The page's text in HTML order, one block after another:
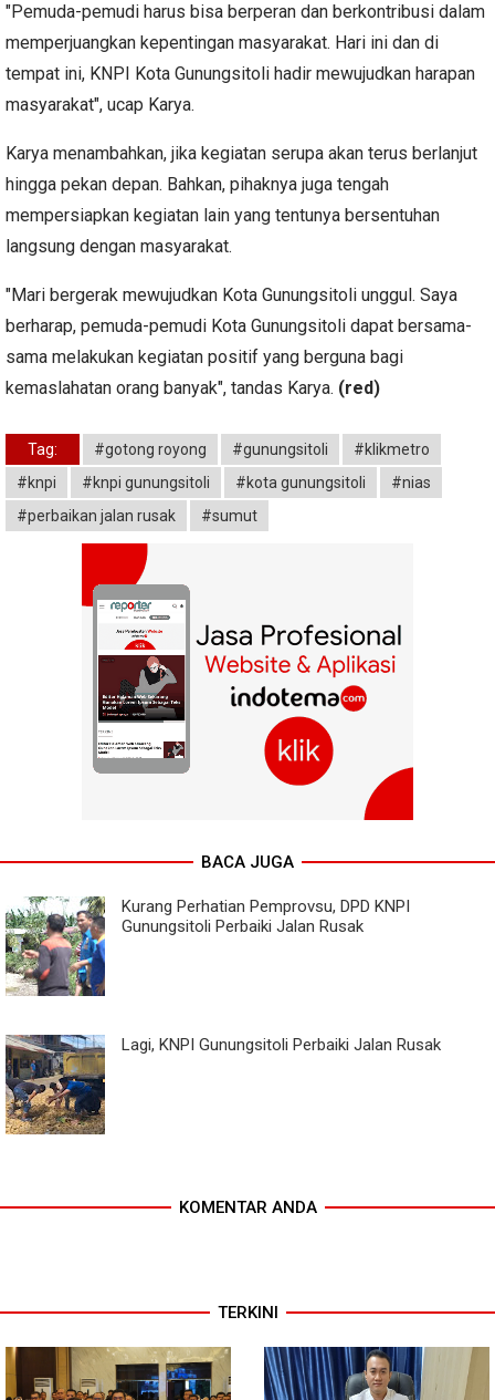
"Pemuda-pemudi harus bisa berperan dan berkontribusi dalam
memperjuangkan kepentingan masyarakat. Hari ini dan di
tempat ini, KNPI Kota Gunungsitoli hadir mewujudkan harapan
masyarakat", ucap Karya.
Karya menambahkan, jika kegiatan serupa akan terus berlanjut
hingga pekan depan. Bahkan, pihaknya juga tengah
mempersiapkan kegiatan lain yang tentunya bersentuhan
langsung dengan masyarakat.
"Mari bergerak mewujudkan Kota Gunungsitoli unggul. Saya
berharap, pemuda-pemudi Kota Gunungsitoli dapat bersama-
sama melakukan kegiatan positif yang berguna bagi
kemaslahatan orang banyak", tandas Karya. (red)
Tag: #gotong royong #gunungsitoli
#klikmetro
#knpi
#knpi gunungsitoli #kota gunungsitoli
#nias
#perbaikan jalan rusak
#sumut
BACA JUGA
Kurang Perhatian Pemprovsu, DPD KNPI
Gunungsitoli Perbaiki Jalan Rusak
Lagi, KNPI Gunungsitoli Perbaiki Jalan Rusak
KOMENTAR ANDA
TERKINI